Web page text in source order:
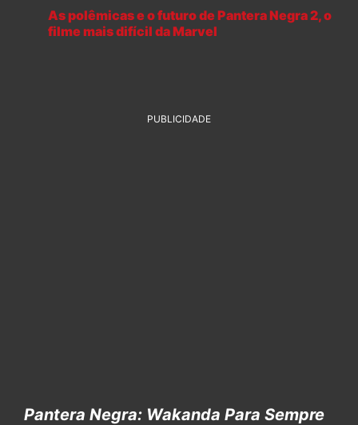
As polêmicas e o futuro de Pantera Negra 2, o
filme mais difícil da Marvel
PUBLICIDADE
Pantera Negra: Wakanda Para Sempre